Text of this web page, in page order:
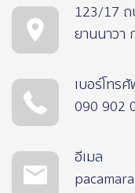
123/17
ยานนาวา
เบอร์โทร
090 902
อีเมล